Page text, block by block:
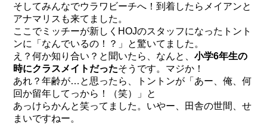
そしてみんなでウラワビーチへ！到着したらメイアンと
アナマリスも来てました。
ここでミッチーが新しくHOJのスタッフになったトント
ンに「なんでいるの！？」と驚いてました。
え？何か知り合い？と聞いたら、なんと、小学6年生の
時にクラスメイトだったそうです。マジか！
あれ？年齢が…と思ったら、トントンが「あー、俺、何
回か留年してっから！（笑）」と
あっけらかんと笑ってました。いやー、田舎の世間、せ
まいですねー。